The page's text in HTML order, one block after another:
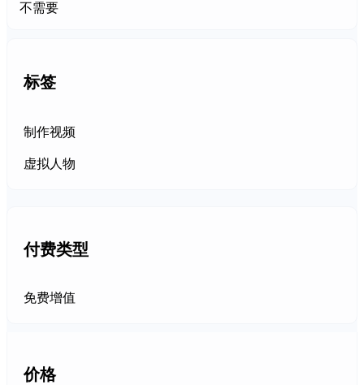
不需要
标签
制作视频
虚拟人物
付费类型
免费增值
价格